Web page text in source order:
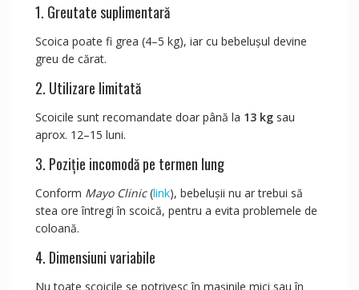
1. Greutate suplimentară
Scoica poate fi grea (4–5 kg), iar cu bebelușul devine
greu de cărat.
2. Utilizare limitată
Scoicile sunt recomandate doar până la 13 kgsau
aprox. 12–15 luni.
3. Poziție incomodă pe termen lung
Conform Mayo Clinic(link), bebelușii nu ar trebui să
stea ore întregi în scoică, pentru a evita problemele de
coloană.
4. Dimensiuni variabile
Nu toate scoicile se potrivesc în mașinile mici sau în